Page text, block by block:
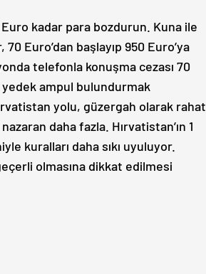
kadar para bozdurun. Kuna ile
Euro’dan başlayıp 950 Euro’ya
telefonla konuşma cezası 70
yedek ampul bulundurmak
yolu, güzergah olarak rahat
daha fazla. Hırvatistan’ın 1
kuralları daha sıkı uyuluyor.
olmasına dikkat edilmesi